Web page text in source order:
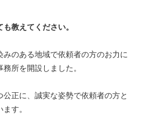
教えてください。
のある地域で依頼者の方のお力に
所を開設しました。
正に、誠実な姿勢で依頼者の方と
す。